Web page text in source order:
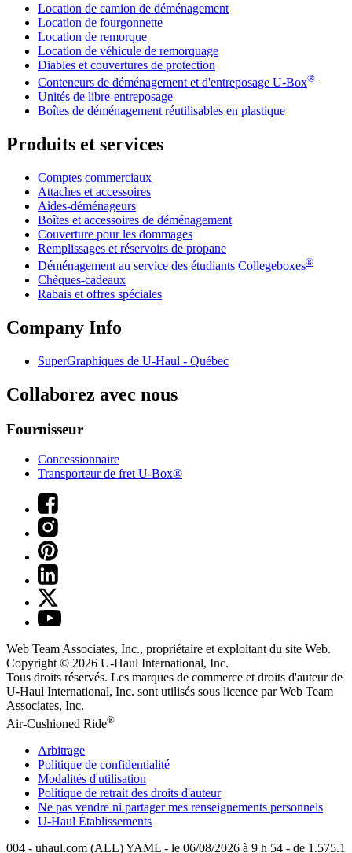
Location de camion de déménagement
Location de fourgonnette
Location de remorque
Location de véhicule de remorquage
Diables et couvertures de protection
Conteneurs de déménagement et d'entreposage U-Box®
Unités de libre-entreposage
Boîtes de déménagement réutilisables en plastique
Produits et services
Comptes commerciaux
Attaches et accessoires
Aides-déménageurs
Boîtes et accessoires de déménagement
Couverture pour les dommages
Remplissages et réservoirs de propane
Déménagement au service des étudiants Collegeboxes®
Chèques-cadeaux
Rabais et offres spéciales
Company Info
SuperGraphiques de U-Haul - Québec
Collaborez avec nous
Fournisseur
Concessionnaire
Transporteur de fret U-Box®
Web Team Associates, Inc., propriétaire et exploitant du site Web.
Copyright © 2026 U-Haul International, Inc.
Tous droits réservés. Les marques de commerce et droits d'auteur de
U-Haul International, Inc. sont utilisés sous licence par Web Team
Associates, Inc.
Air-Cushioned Ride®
Arbitrage
Politique de confidentialité
Modalités d'utilisation
Politique de retrait des droits d'auteur
Ne pas vendre ni partager mes renseignements personnels
U-Haul Établissements
004 - uhaul.com (ALL) YAML - le 06/08/2026 à 9 h 54 - de 1.575.1